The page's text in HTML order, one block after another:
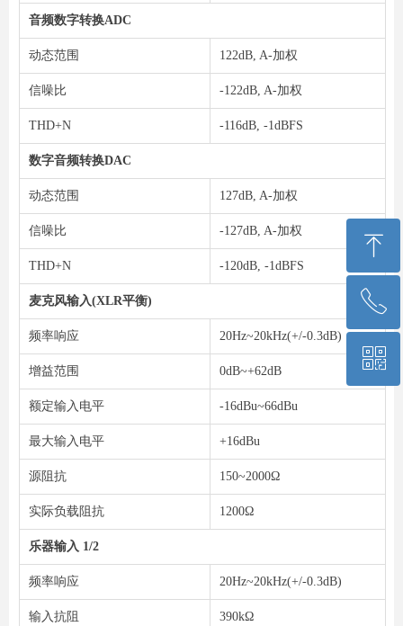
音频数字转换ADC
动态范围 122dB, A-加权
信噪比 -122dB, A-加权
THD+N -116dB, -1dBFS
数字音频转换DAC
动态范围 127dB, A-加权
信噪比 -127dB, A-加权
THD+N -120dB, -1dBFS
麦克风输入(XLR平衡)
频率响应 20Hz~20kHz(+/-0.3dB)
增益范围 0dB~+62dB
额定输入电平 -16dBu~66dBu
最大输入电平 +16dBu
源阻抗 150~2000Ω
实际负载阻抗 1200Ω
乐器输入 1/2
频率响应 20Hz~20kHz(+/-0.3dB)
输入抗阻 390kΩ
ꁸ
回到顶部
ꂅ
13701099869
ꀥ